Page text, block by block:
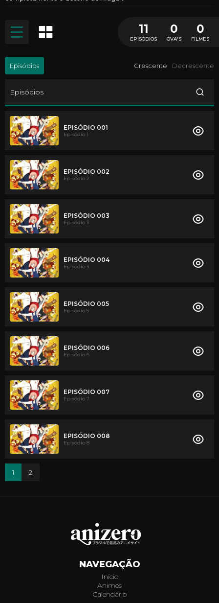
11
EPISÓDIOS
0
OVA'S
0
FILMES
Episódios Crescente Decrescente
Episódios
EPISÓDIO 001
Episódio 1
EPISÓDIO 002
Episódio 2
EPISÓDIO 003
Episódio 3
EPISÓDIO 004
Episódio 4
EPISÓDIO 005
Episódio 5
EPISÓDIO 006
Episódio 6
EPISÓDIO 007
Episódio 7
EPISÓDIO 008
Episódio 8
1 2
NAVEGAÇÃO
Início
Animes
Calendário